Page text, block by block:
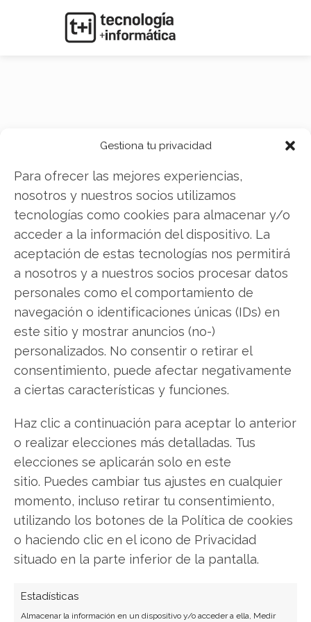
Gestiona tu privacidad
Para ofrecer las mejores experiencias,
nosotros y nuestros socios utilizamos
tecnologías como cookies para almacenar y/o
acceder a la información del dispositivo. La
aceptación de estas tecnologías nos permitirá
a nosotros y a nuestros socios procesar datos
personales como el comportamiento de
navegación o identificaciones únicas (IDs) en
este sitio y mostrar anuncios (no-)
personalizados. No consentir o retirar el
consentimiento, puede afectar negativamente
a ciertas características y funciones.
Haz clic a continuación para aceptar lo anterior
o realizar elecciones más detalladas. Tus
elecciones se aplicarán solo en este
sitio. Puedes cambiar tus ajustes en cualquier
momento, incluso retirar tu consentimiento,
utilizando los botones de la Política de cookies
o haciendo clic en el icono de Privacidad
situado en la parte inferior de la pantalla.
Estadísticas
Almacenar la información en un dispositivo y/o acceder a ella, Medir
Eutelsat
Eutelsat Reestructura su
Deuda con una Emisión de
Bonos Multimillonaria
en marcha una operación financiera de gran
envergadura para reforzar su balance. La
compañía ha anunciado la emisión de bonos
senior por un importe total de 1.500 millones de
euros, un movimiento estratégico destinado a
refinanciar deuda existente más costosa. Esta
iniciativa consolida…